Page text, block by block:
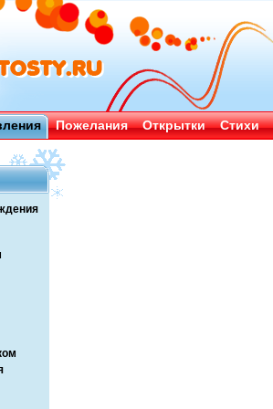
Пожелания Открытки Стихи